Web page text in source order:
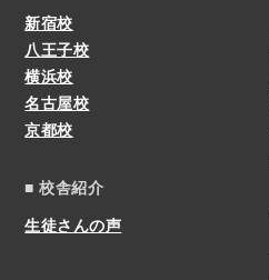
新宿校
八王子校
横浜校
名古屋校
京都校
■ 校舎紹介
生徒さんの声